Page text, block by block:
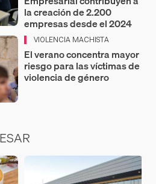
la creación de 2.200
empresas desde el 2024
VIOLENCIA MACHISTA
El verano concentra mayor
riesgo para las víctimas de
violencia de género